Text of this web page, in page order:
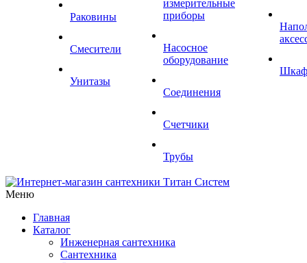
Раковины
Смесители
Унитазы
измерительные
приборы
Насосное
оборудование
Соединения
Счетчики
Трубы
Меню
Главная
Каталог
Инженерная сантехника
Сантехника